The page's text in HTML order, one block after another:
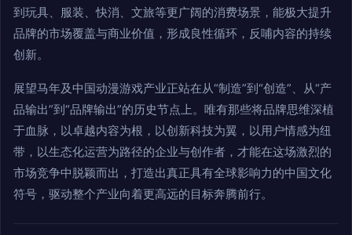
到玩具、服装、快消、文旅等更广阔的消费场景，能极大提升
品牌的市场覆盖与商业价值，形成良性循环，反哺内容的持续
创新。
展望马年及中国动漫游戏产业正站在从“制造”到“创造”、从“产
品输出”到“品牌输出”的历史节点上。唯有那些将品牌思维深植
于血脉，以卓越内容为根，以创新科技为翼，以用户情感为纽
带，以生态化运营为路径的企业与创作者，才能在这场激烈的
市场竞争中脱颖而出，打造出真正具有全球影响力的中国文化
符号，驱动整个产业向着更高远的目标奔腾前行。